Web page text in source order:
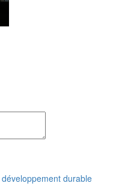
développement durable